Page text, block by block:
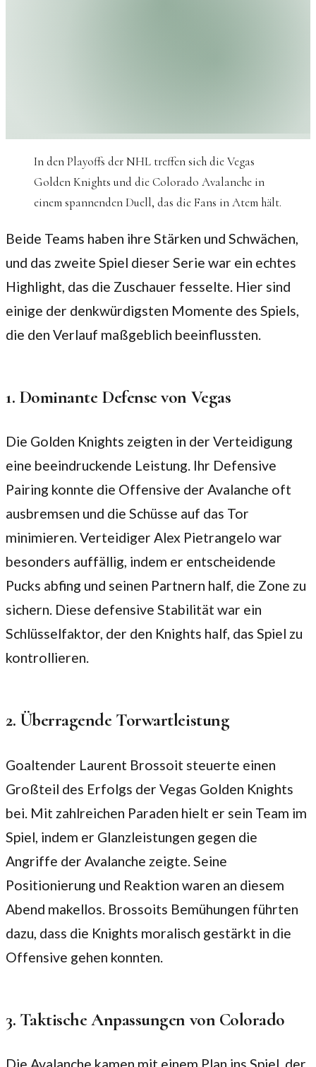
In den Playoffs der NHL treffen sich die Vegas
Golden Knights und die Colorado Avalanche in
einem spannenden Duell, das die Fans in Atem hält.
Beide Teams haben ihre Stärken und Schwächen,
und das zweite Spiel dieser Serie war ein echtes
Highlight, das die Zuschauer fesselte. Hier sind
einige der denkwürdigsten Momente des Spiels,
die den Verlauf maßgeblich beeinflussten.
1. Dominante Defense von Vegas
Die Golden Knights zeigten in der Verteidigung
eine beeindruckende Leistung. Ihr Defensive
Pairing konnte die Offensive der Avalanche oft
ausbremsen und die Schüsse auf das Tor
minimieren. Verteidiger Alex Pietrangelo war
besonders auffällig, indem er entscheidende
Pucks abfing und seinen Partnern half, die Zone zu
sichern. Diese defensive Stabilität war ein
Schlüsselfaktor, der den Knights half, das Spiel zu
kontrollieren.
2. Überragende Torwartleistung
Goaltender Laurent Brossoit steuerte einen
Großteil des Erfolgs der Vegas Golden Knights
bei. Mit zahlreichen Paraden hielt er sein Team im
Spiel, indem er Glanzleistungen gegen die
Angriffe der Avalanche zeigte. Seine
Positionierung und Reaktion waren an diesem
Abend makellos. Brossoits Bemühungen führten
dazu, dass die Knights moralisch gestärkt in die
Offensive gehen konnten.
3. Taktische Anpassungen von Colorado